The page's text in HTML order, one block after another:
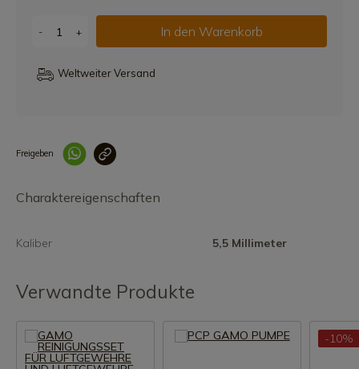
- + In den Warenkorb
Weltweiter Versand
Freigeben
Charaktereigenschaften
Kaliber 5,5 Millimeter
Verwandte Produkte
-10%